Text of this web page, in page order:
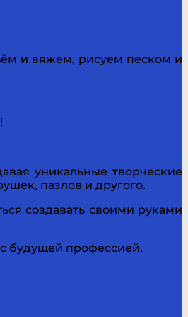
и вяжем, рисуем песком и
уникальные творческие
пазлов и другого.
создавать своими руками
будущей профессией.